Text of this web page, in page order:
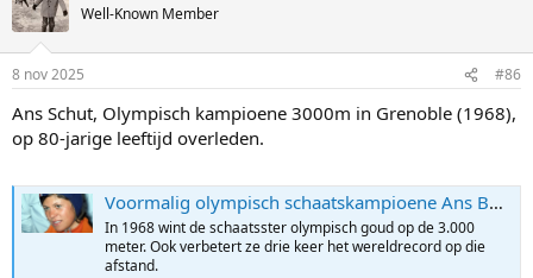
Well-Known Member
8 nov 2025 #86
Ans Schut, Olympisch kampioene 3000m in Grenoble (1968),
op 80-jarige leeftijd overleden.
Voormalig olympisch schaatskampioene Ans Boekema-Schut (80) overleden
In 1968 wint de schaatsster olympisch goud op de 3.000
meter. Ook verbetert ze drie keer het wereldrecord op die
afstand.